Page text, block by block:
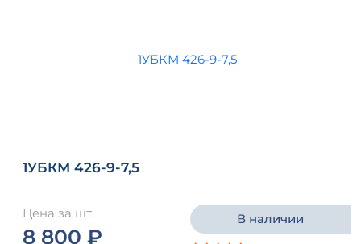
1УБКМ 426-9-7,5
Цена за шт.
8 800 ₽
В наличии